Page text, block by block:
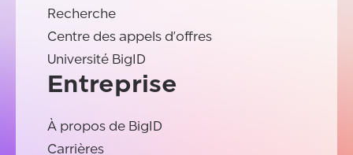
Recherche
Centre des appels d'offres
Université BigID
Entreprise
À propos de BigID
Carrières